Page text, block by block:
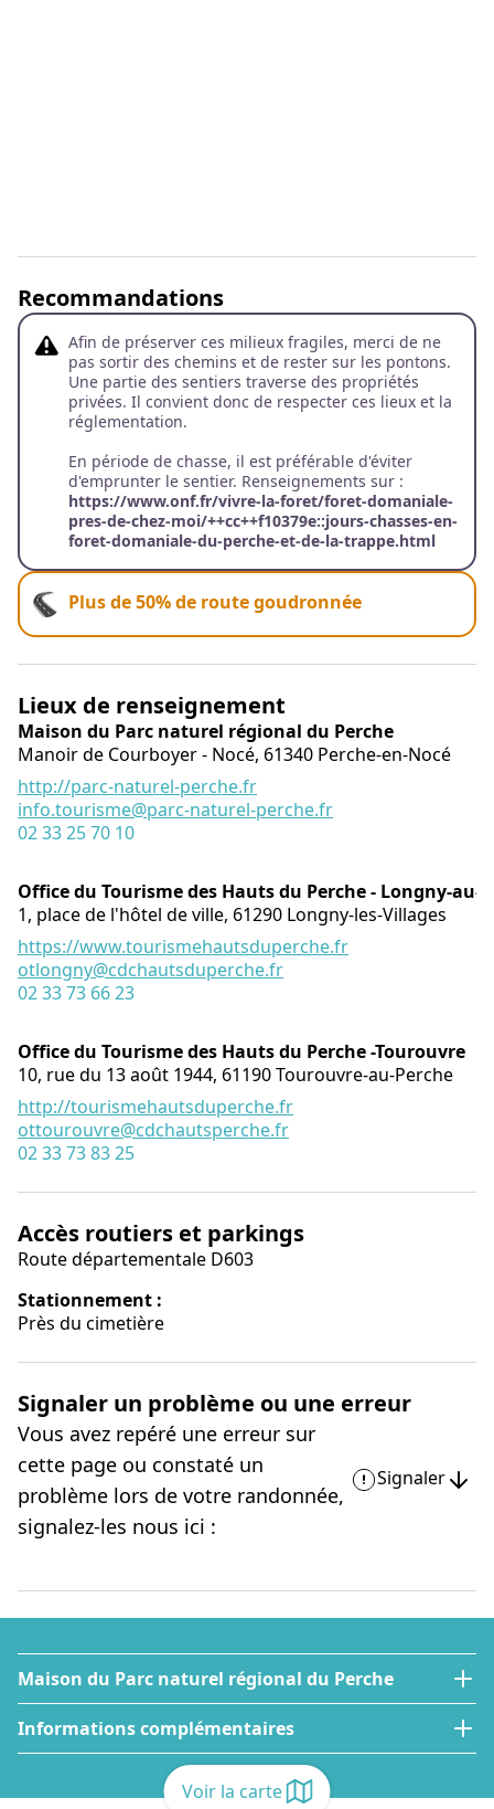
Voir la carte
Recommandations
Afin de préserver ces milieux fragiles, merci de ne
pas sortir des chemins et de rester sur les pontons.
Une partie des sentiers traverse des propriétés
privées. Il convient donc de respecter ces lieux et la
réglementation.
En période de chasse, il est préférable d'éviter
d'emprunter le sentier. Renseignements sur :
https://www.onf.fr/vivre-la-foret/foret-domaniale-
pres-de-chez-moi/++cc++f10379e::jours-chasses-en-
foret-domaniale-du-perche-et-de-la-trappe.html
Plus de 50% de route goudronnée
Lieux de renseignement
Maison du Parc naturel régional du Perche
Manoir de Courboyer - Nocé, 61340 Perche-en-Nocé
http://parc-naturel-perche.fr
info.tourisme@parc-naturel-perche.fr
02 33 25 70 10
Office du Tourisme des Hauts du Perche - Longny-au-
1, place de l'hôtel de ville, 61290 Longny-les-Villages
https://www.tourismehautsduperche.fr
otlongny@cdchautsduperche.fr
02 33 73 66 23
Office du Tourisme des Hauts du Perche -Tourouvre
10, rue du 13 août 1944, 61190Tourouvre-au-Perche
http://tourismehautsduperche.fr
ottourouvre@cdchautsperche.fr
02 33 73 83 25
Accès routiers et parkings
Route départementale D603
Stationnement :
Près du cimetière
Signaler un problème ou une erreur
Vous avez repéré une erreur sur
cette page ou constaté un
problème lors de votre randonnée,
signalez-les nous ici :
Signaler
Maison du Parc naturel régional du Perche
Informations complémentaires